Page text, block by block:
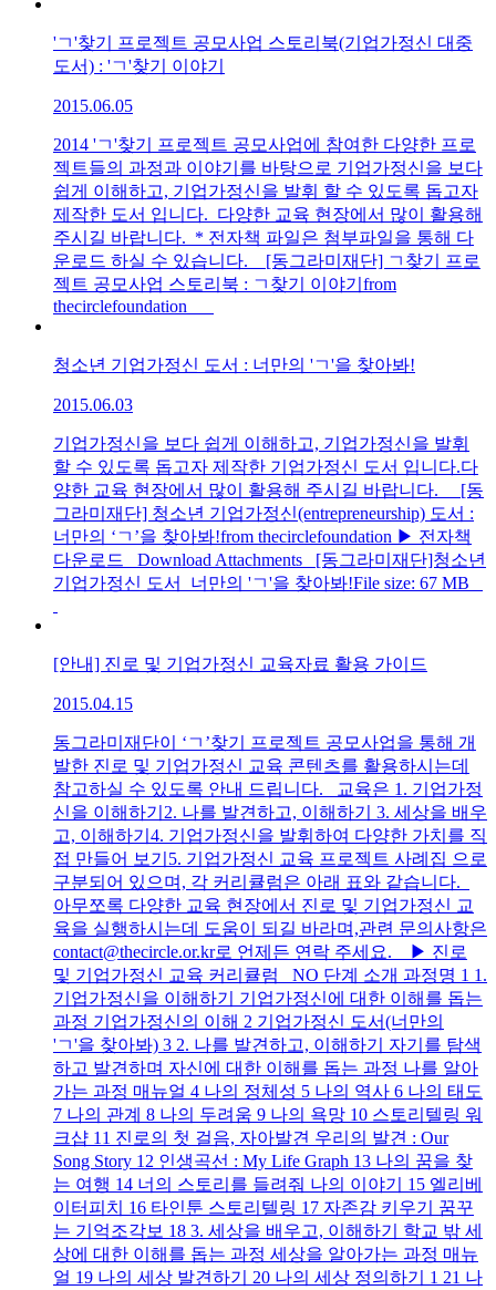
'ㄱ'찾기 프로젝트 공모사업 스토리북(기업가정신 대중
도서) : 'ㄱ'찾기 이야기
2015.06.05
2014 'ㄱ'찾기 프로젝트 공모사업에 참여한 다양한 프로
젝트들의 과정과 이야기를 바탕으로 기업가정신을 보다
쉽게 이해하고, 기업가정신을 발휘 할 수 있도록 돕고자
제작한 도서 입니다. 다양한 교육 현장에서 많이 활용해
주시길 바랍니다. * 전자책 파일은 첨부파일을 통해 다
운로드 하실 수 있습니다. [동그라미재단] ㄱ찾기 프로
젝트 공모사업 스토리북 : ㄱ찾기 이야기from
thecirclefoundation
청소년 기업가정신 도서 : 너만의 'ㄱ'을 찾아봐!
2015.06.03
기업가정신을 보다 쉽게 이해하고, 기업가정신을 발휘
할 수 있도록 돕고자 제작한 기업가정신 도서 입니다.다
양한 교육 현장에서 많이 활용해 주시길 바랍니다. [동
그라미재단] 청소년 기업가정신(entrepreneurship) 도서 :
너만의 ‘ㄱ’을 찾아봐!from thecirclefoundation ▶ 전자책
다운로드 Download Attachments [동그라미재단]청소년
기업가정신 도서_너만의 'ㄱ'을 찾아봐!File size: 67 MB
[안내] 진로 및 기업가정신 교육자료 활용 가이드
2015.04.15
동그라미재단이 ‘ㄱ’찾기 프로젝트 공모사업을 통해 개
발한 진로 및 기업가정신 교육 콘텐츠를 활용하시는데
참고하실 수 있도록 안내 드립니다. 교육은 1. 기업가정
신을 이해하기2. 나를 발견하고, 이해하기 3. 세상을 배우
고, 이해하기4. 기업가정신을 발휘하여 다양한 가치를 직
접 만들어 보기5. 기업가정신 교육 프로젝트 사례집 으로
구분되어 있으며, 각 커리큘럼은 아래 표와 같습니다.
아무쪼록 다양한 교육 현장에서 진로 및 기업가정신 교
육을 실행하시는데 도움이 되길 바라며,관련 문의사항은
contact@thecircle.or.kr로 언제든 연락 주세요. ▶ 진로
및 기업가정신 교육 커리큘럼 NO 단계 소개 과정명 1 1.
기업가정신을 이해하기 기업가정신에 대한 이해를 돕는
과정 기업가정신의 이해 2 기업가정신 도서(너만의
'ㄱ'을 찾아봐) 3 2. 나를 발견하고, 이해하기 자기를 탐색
하고 발견하며 자신에 대한 이해를 돕는 과정 나를 알아
가는 과정 매뉴얼 4 나의 정체성 5 나의 역사 6 나의 태도
7 나의 관계 8 나의 두려움 9 나의 욕망 10 스토리텔링 워
크샵 11 진로의 첫 걸음, 자아발견 우리의 발견 : Our
Song Story 12 인생곡선 : My Life Graph 13 나의 꿈을 찾
는 여행 14 너의 스토리를 들려줘 나의 이야기 15 엘리베
이터피치 16 타인툰 스토리텔링 17 자존감 키우기 꿈꾸
는 기억조각보 18 3. 세상을 배우고, 이해하기 학교 밖 세
상에 대한 이해를 돕는 과정 세상을 알아가는 과정 매뉴
얼 19 나의 세상 발견하기 20 나의 세상 정의하기 1 21 나